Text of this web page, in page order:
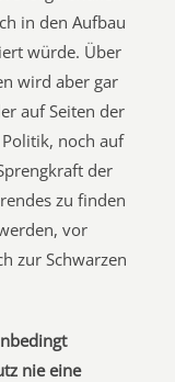
in den Aufbau
würde. Über
wird aber gar
auf Seiten der
noch auf
der
zu finden
vor
zur Schwarzen
nie eine